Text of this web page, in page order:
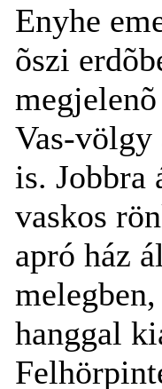
Enyhe
õszi
Vas-völgy
is. Jobbra
vaskos
apró ház
hanggal